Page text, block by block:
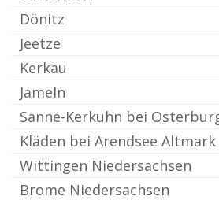
Dönitz
Jeetze
Kerkau
Jameln
Sanne-Kerkuhn bei
Kläden bei Arendsee Altmark
Wittingen Niedersachsen
Brome Niedersachsen